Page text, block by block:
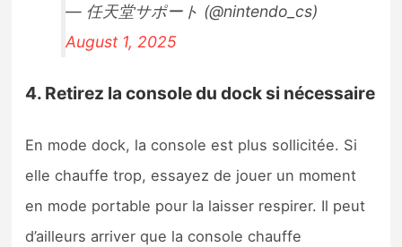
— 任天堂サポート (@nintendo_cs)
August 1, 2025
4. Retirez la console du dock si nécessaire
En mode dock, la console est plus sollicitée. Si
elle chauffe trop, essayez de jouer un moment
en mode portable pour la laisser respirer. Il peut
d’ailleurs arriver que la console chauffe